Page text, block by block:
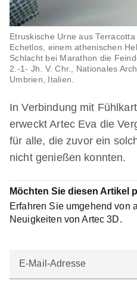
Etruskische Urne aus
Echetlos, einem athenischen
Schlacht bei Marathon die
2.-1- Jh. V. Chr., Nationales
Umbrien, Italien.
In Verbindung mit
erweckt Artec Eva die
für alle, die zuvor ein
nicht genießen konnten.
Möchten Sie diesen Artikel
Erfahren Sie umgehend von
Neuigkeiten von Artec 3D.
E-Mail-Adresse